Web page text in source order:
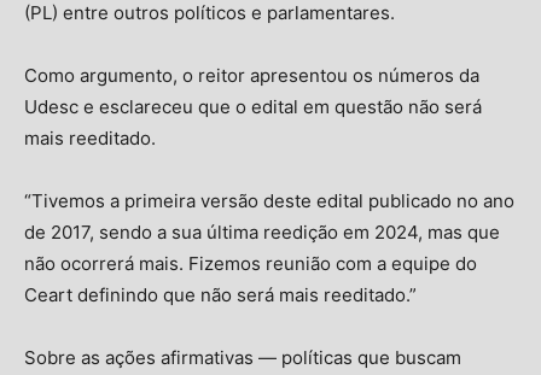
(PL) entre outros políticos e parlamentares.
Como argumento, o reitor apresentou os números da
Udesc e esclareceu que o edital em questão não será
mais reeditado.
“Tivemos a primeira versão deste edital publicado no ano
de 2017, sendo a sua última reedição em 2024, mas que
não ocorrerá mais. Fizemos reunião com a equipe do
Ceart definindo que não será mais reeditado.”
Sobre as ações afirmativas — políticas que buscam